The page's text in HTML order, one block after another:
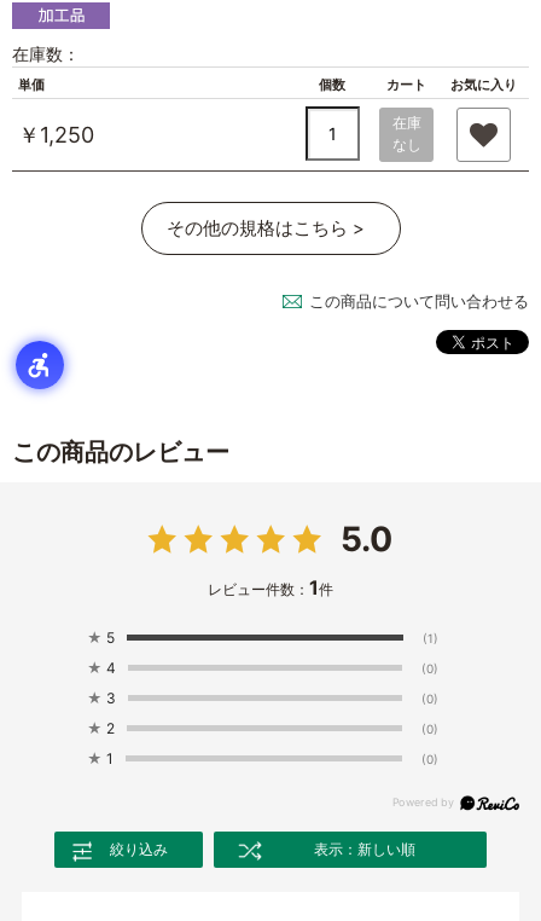
在庫数：
単価 個数 カート お気に入り
￥1,250
在庫
なし
その他の規格はこちら >
この商品について問い合わせる
この商品のレビュー
5.0
レビュー件数： 1件
★ 5 (1)
★ 4 (0)
★ 3 (0)
★ 2 (0)
★ 1 (0)
絞り込み 表示：新しい順